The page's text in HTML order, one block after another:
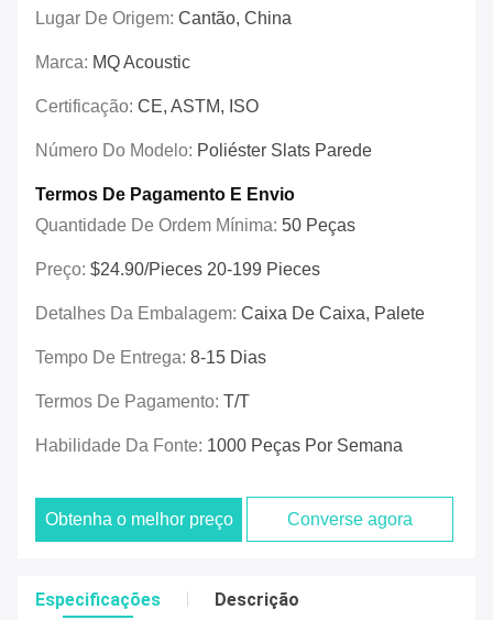
Lugar De Origem: Cantão, China
Marca: MQ Acoustic
Certificação: CE, ASTM, ISO
Número Do Modelo: Poliéster Slats Parede
Termos De Pagamento E Envio
Quantidade De Ordem Mínima: 50 Peças
Preço: $24.90/pieces 20-199 Pieces
Detalhes Da Embalagem: Caixa De Caixa, Palete
Tempo De Entrega: 8-15 Dias
Termos De Pagamento: T/T
Habilidade Da Fonte: 1000 Peças Por Semana
Obtenha o melhor preço Converse agora
Especificações Descrição